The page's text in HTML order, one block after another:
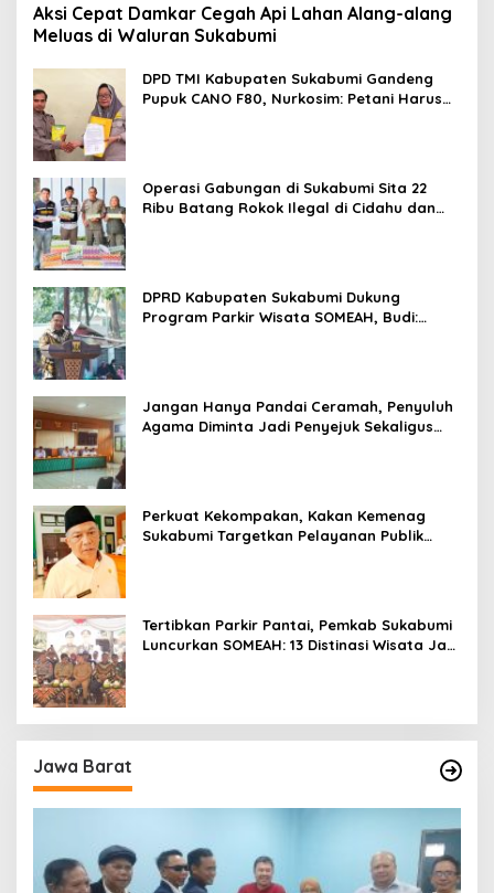
Aksi Cepat Damkar Cegah Api Lahan Alang-alang
Meluas di Waluran Sukabumi
DPD TMI Kabupaten Sukabumi Gandeng
Pupuk CANO F80, Nurkosim: Petani Harus
Operasi Gabungan di Sukabumi Sita 22
Ribu Batang Rokok Ilegal di Cidahu dan
DPRD Kabupaten Sukabumi Dukung
Program Parkir Wisata SOMEAH, Budi:
Jangan Hanya Pandai Ceramah, Penyuluh
Agama Diminta Jadi Penyejuk Sekaligus
Perkuat Kekompakan, Kakan Kemenag
Sukabumi Targetkan Pelayanan Publik
Tertibkan Parkir Pantai, Pemkab Sukabumi
Luncurkan SOMEAH: 13 Distinasi Wisata Jadi
Jawa Barat